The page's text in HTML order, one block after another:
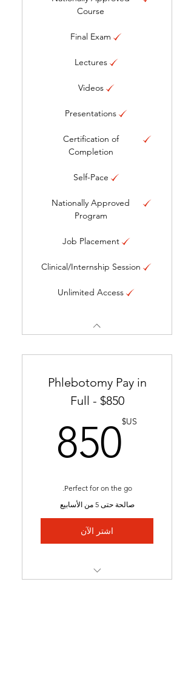
Course
Final Exam
Lectures
Videos
Presentations
Certification of
Completion
Self-Pace
Nationally Approved
Program
Job Placement
Clinical/Internship Session
Unlimited Access
Phlebotomy Pay in
Full - $850
US$
850
Perfect for on the go.
صالحة حتى 5 من الأسابيع
اشتر الآن